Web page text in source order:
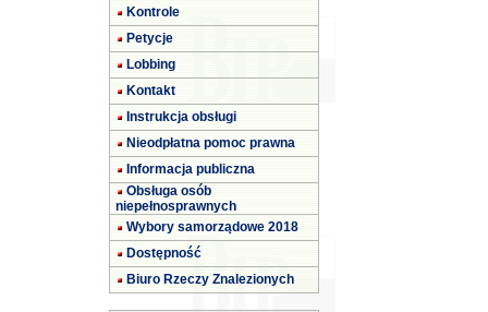
Kontrole
Petycje
Lobbing
Kontakt
Instrukcja obsługi
Nieodpłatna pomoc prawna
Informacja publiczna
Obsługa osób
niepełnosprawnych
Wybory samorządowe 2018
Dostępność
Biuro Rzeczy Znalezionych